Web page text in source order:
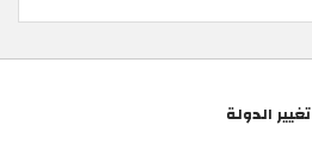
تغيير الدولة